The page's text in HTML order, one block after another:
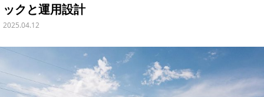
ックと運用設計
2025.04.12